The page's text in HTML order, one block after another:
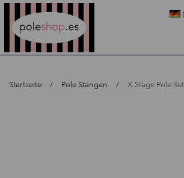
Startseite Pole Stangen X-Stage Pole Set